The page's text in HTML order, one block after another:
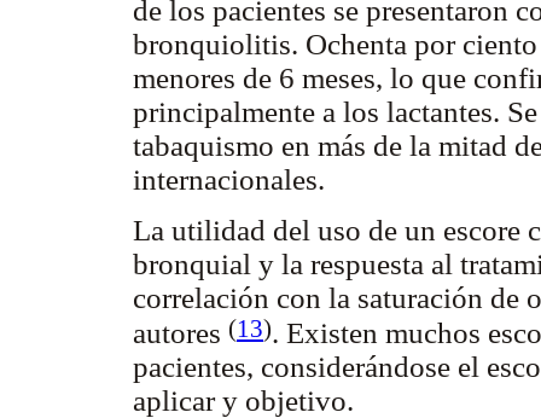
de los pacientes se presentaron
bronquiolitis. Ochenta por
menores de 6 meses, lo que
principalmente a los lactantes.
tabaquismo en más de la mitad
internacionales.
La utilidad del uso de un escore
bronquial y la respuesta al
correlación con la saturación de
autores (13). Existen muchos
pacientes, considerándose el
aplicar y objetivo.